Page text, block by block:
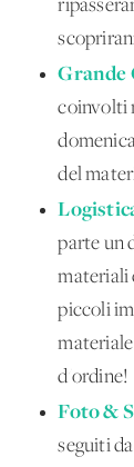
Grande
coinvolti
del
parte un
materiali
piccoli
d'ordine!
Foto &
seguiti